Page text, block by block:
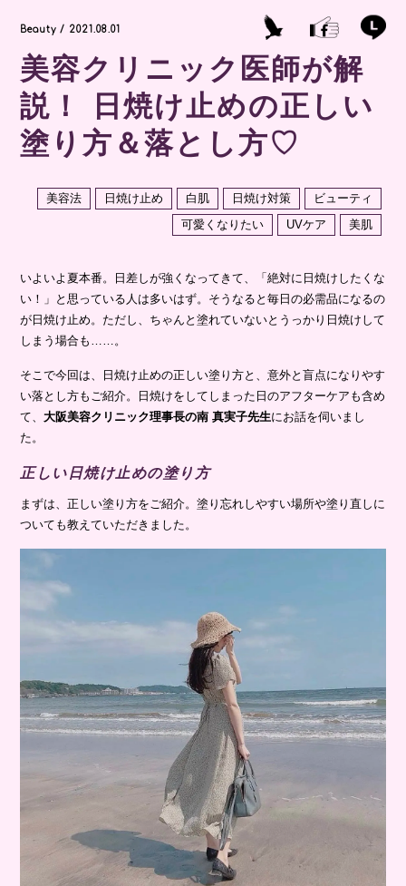
Beauty / 2021.08.01
美容クリニック医師が解
説！ 日焼け止めの正しい
塗り方＆落とし方♡
美容法 日焼け止め 白肌 日焼け対策
ビューティ
可愛くなりたい
UVケア 美肌
いよいよ夏本番。日差しが強くなってきて、「絶対に日焼けしたくな
い！」と思っている人は多いはず。そうなると毎日の必需品になるの
が日焼け止め。ただし、ちゃんと塗れていないとうっかり日焼けして
しまう場合も……。
そこで今回は、日焼け止めの正しい塗り方と、意外と盲点になりやす
い落とし方もご紹介。日焼けをしてしまった日のアフターケアも含め
て、大阪美容クリニック理事長の南 真実子先生にお話を伺いまし
た。
正しい日焼け止めの塗り方
まずは、正しい塗り方をご紹介。塗り忘れしやすい場所や塗り直しに
ついても教えていただきました。